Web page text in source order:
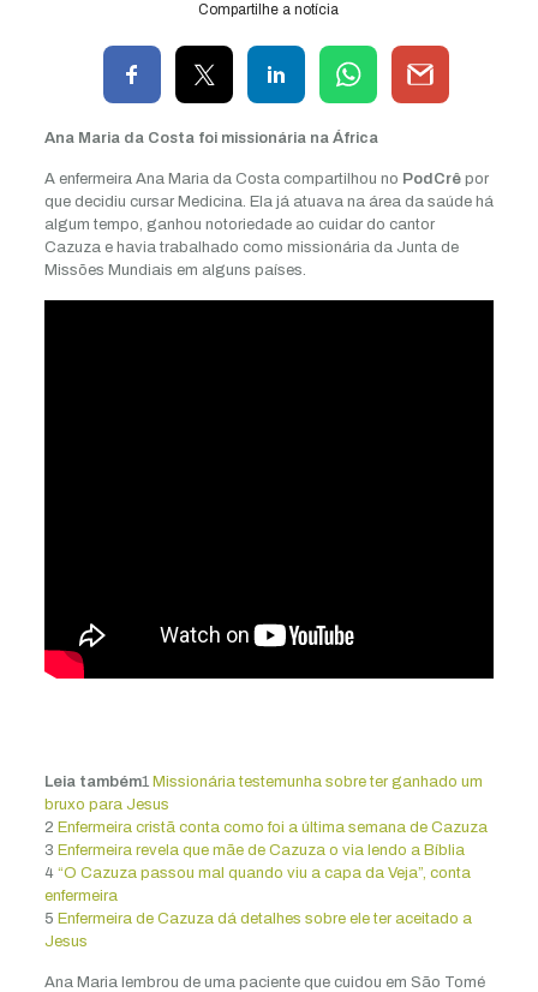
Compartilhe a notícia
Ana Maria da Costa foi missionária na África
A enfermeira Ana Maria da Costa compartilhou no PodCrêpor
que decidiu cursar Medicina. Ela já atuava na área da saúde há
algum tempo, ganhou notoriedade ao cuidar do cantor
Cazuza e havia trabalhado como missionária da Junta de
Missões Mundiais em alguns países.
Leia também1 Missionária testemunha sobre ter ganhado um
bruxo para Jesus
2 Enfermeira cristã conta como foi a última semana de Cazuza
3 Enfermeira revela que mãe de Cazuza o via lendo a Bíblia
4 “O Cazuza passou mal quando viu a capa da Veja”, conta
enfermeira
5 Enfermeira de Cazuza dá detalhes sobre ele ter aceitado a
Jesus
Ana Maria lembrou de uma paciente que cuidou em São Tomé